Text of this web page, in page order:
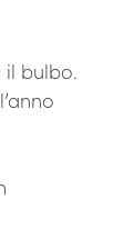
il bulbo.